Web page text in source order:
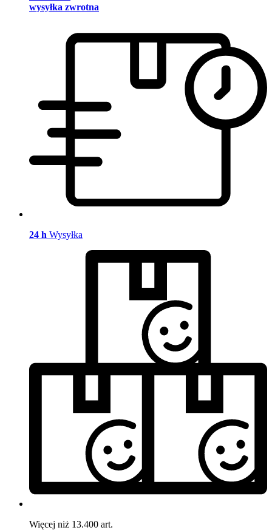
wysyłka zwrotna
24 h Wysyłka
Więcej niż 13.400 art.